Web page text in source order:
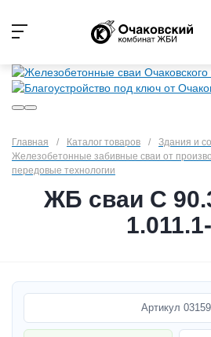
Главная / Каталог товаров / Здания и
Железобетонные забивные сваи от
передовые технологии
ЖБ сваи С
Артикул 03159